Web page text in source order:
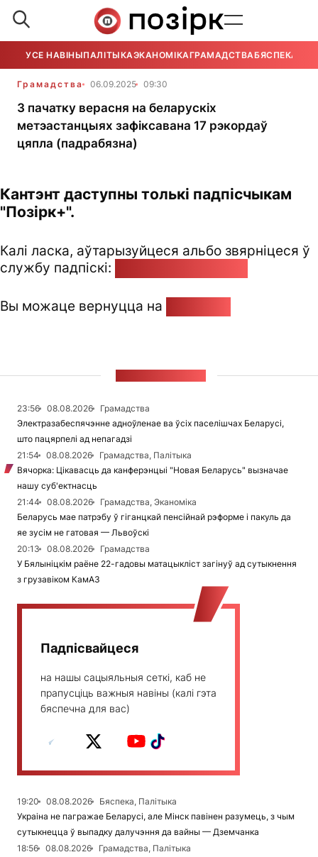
УСЕ НАВІНЫПАЛІТЫКАЭКАНОМІКАГРАМАДСТВАБЯСПЕКА
Грамадства 06.09.2025 09:30
З пачатку верасня на беларускіх
метэастанцыях зафіксавана 17 рэкордаў
цяпла (падрабязна)
Кантэнт даступны толькі падпісчыкам
"Позірк+".
Калі ласка, аўтарызуйцеся альбо звярніцеся ў
службу падпіскі:
Вы можаце вернуцца на
23:56 08.08.2026
Грамадства
Электразабеспячэнне адноўленае ва ўсіх паселішчах Беларусі,
што пацярпелі ад непагадзі
21:54
08.08.2026
Грамадства, Палітыка
Вячорка: Цікавасць да канферэнцыі "Новая Беларусь" вызначае
нашу суб'ектнасць
21:44
08.08.2026
Грамадства, Эканоміка
Беларусь мае патрэбу ў гіганцкай пенсійнай рэформе і пакуль да
яе зусім не гатовая — Львоўскі
20:13
08.08.2026
Грамадства
У Бялыніцкім раёне 22-гадовы матацыкліст загінуў ад сутыкнення
з грузавіком КамАЗ
Падпісвайцеся
на нашы сацыяльныя сеткі, каб не
прапусціць важныя навіны (калі гэта
бяспечна для вас)
19:20 08.08.2026
Бяспека, Палітыка
Украіна не пагражае Беларусі, але Мінск павінен разумець, з чым
сутыкнецца ў выпадку далучэння да вайны — Дземчанка
18:56
08.08.2026
Грамадства, Палітыка